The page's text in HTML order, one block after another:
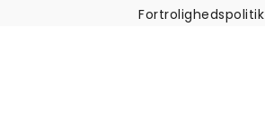
Fortrolighedspolitik